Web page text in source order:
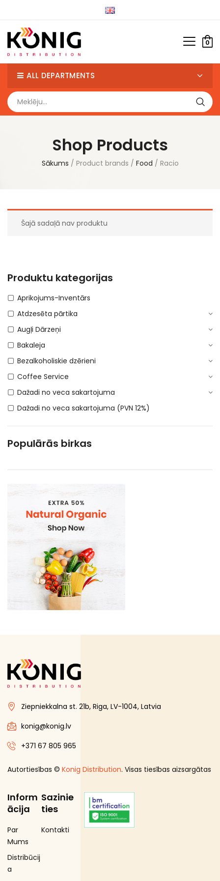
0
ALL DEPARTMENTS
Shop Products
Sākums Product brands Food Racio
Šajā sadaļā nav produktu
Produktu kategorijas
Aprikojums-Inventārs
Atdzesēta pārtika
Augļi Dārzeņi
Bakaleja
Bezalkoholiskie dzērieni
Coffee Service
Dažadi no veca sakartojuma
Dažadi no veca sakartojuma (PVN 12%)
DEPOSITA IEPAKOJUMS
E-Cigaretes
Kosmētika un higiēnas produkti
Mājsaimniecības preces
Piena , augu tauki un olas produkti
Proteīnu batoniņi
Saldētā pārtika
Skaistumam un veselībai
Speciālā pārtika
Sporta uzturs
Uztura bagātinātāji
Populārās birkas
Ziepniekkalna st. 21b, Riga, LV-1004, Latvia
konig@konig.lv
+371 67 805 965
Autortiesības © Konig Distribution. Visas tiesības aizsargātas
Inform
ācija
Par
Mums
Distribūcij
a
Sazinie
ties
Kontakti